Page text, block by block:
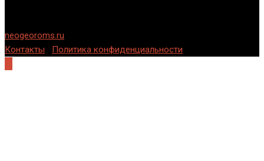
neogeoroms.ru
Контакты
Политика конфиденциальности